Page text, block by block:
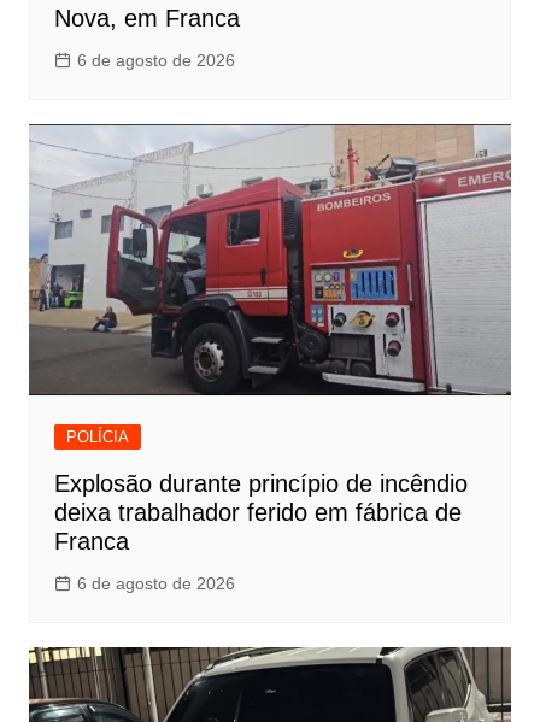
Nova, em Franca
6 de agosto de 2026
POLÍCIA
Explosão durante princípio de incêndio
deixa trabalhador ferido em fábrica de
Franca
6 de agosto de 2026